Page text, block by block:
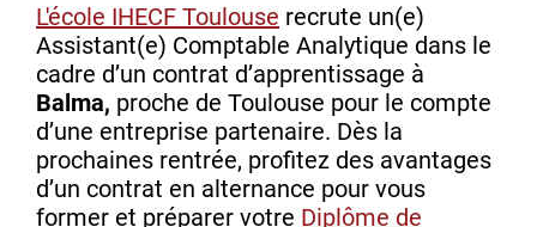
L'école IHECF Toulouse recrute un(e)
Assistant(e) Comptable Analytique dans le
cadre d’un contrat d’apprentissage à
Balma, proche de Toulouse pour le compte
d’une entreprise partenaire. Dès la
prochaines rentrée, profitez des avantages
d’un contrat en alternance pour vous
former et préparer votre Diplôme de